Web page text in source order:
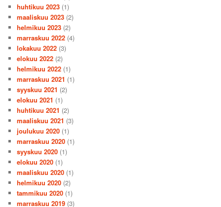
huhtikuu 2023 (1)
maaliskuu 2023 (2)
helmikuu 2023 (2)
marraskuu 2022 (4)
lokakuu 2022 (3)
elokuu 2022 (2)
helmikuu 2022 (1)
marraskuu 2021 (1)
syyskuu 2021 (2)
elokuu 2021 (1)
huhtikuu 2021 (2)
maaliskuu 2021 (3)
joulukuu 2020 (1)
marraskuu 2020 (1)
syyskuu 2020 (1)
elokuu 2020 (1)
maaliskuu 2020 (1)
helmikuu 2020 (2)
tammikuu 2020 (1)
marraskuu 2019 (3)